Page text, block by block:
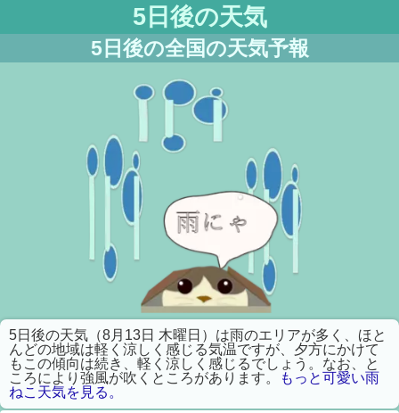
5日後の天気
5日後の全国の天気予報
5日後の天気（8月13日 木曜日）は雨のエリアが多く、ほと
んどの地域は軽く涼しく感じる気温ですが、夕方にかけて
もこの傾向は続き、軽く涼しく感じるでしょう。なお、と
ころにより強風が吹くところがあります。
もっと可愛い雨
ねこ天気を見る。